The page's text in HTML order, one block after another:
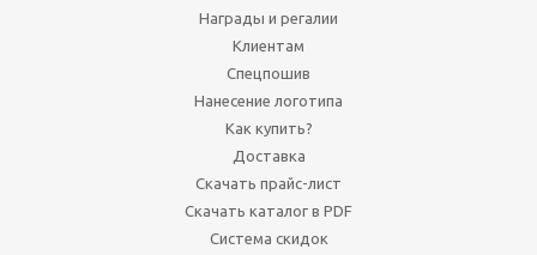
Награды и регалии
Клиентам
Спецпошив
Нанесение логотипа
Как купить?
Доставка
Скачать прайс-лист
Скачать каталог в PDF
Система скидок